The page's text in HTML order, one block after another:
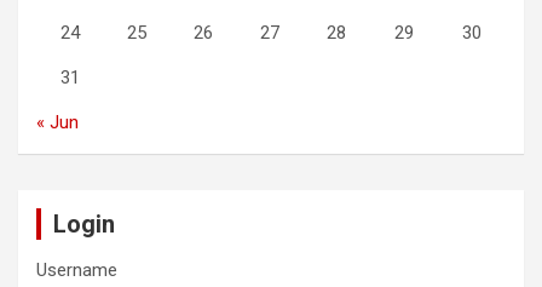
24 25 26 27 28 29 30
31
« Jun
Login
Username